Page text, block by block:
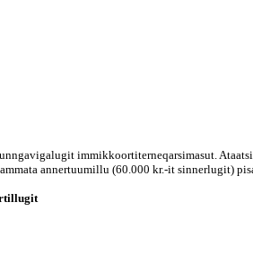
immikkoortiterneqarsimasut.
annertuumillu (60.000 kr.-it sinnerlugit)